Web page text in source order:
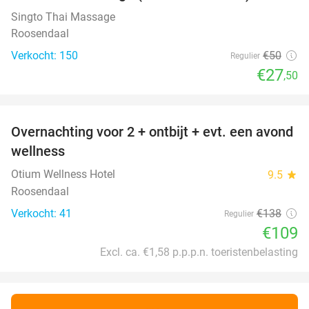
OUT
Singto Thai Massage
Roosendaal
Verkocht: 150
Regulier €50
€27,50
21%
Overnachting voor 2 + ontbijt + evt. een avond
wellness
Otium Wellness Hotel 9.5 star
Roosendaal
Verkocht: 41
Regulier €138
€109
Excl. ca. €1,58 p.p.p.n. toeristenbelasting